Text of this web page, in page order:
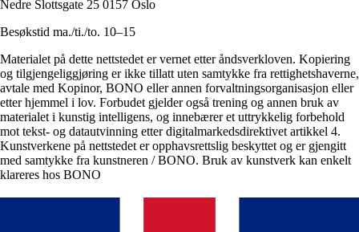
Nedre Slottsgate 25 0157 Oslo
Besøkstid ma./ti./to. 10–15
Materialet på dette nettstedet er vernet etter åndsverkloven. Kopiering
og tilgjengeliggjøring er ikke tillatt uten samtykke fra rettighetshaverne,
avtale med Kopinor, BONO eller annen forvaltningsorganisasjon eller
etter hjemmel i lov. Forbudet gjelder også trening og annen bruk av
materialet i kunstig intelligens, og innebærer et uttrykkelig forbehold
mot tekst- og datautvinning etter digitalmarkedsdirektivet artikkel 4.
Kunstverkene på nettstedet er opphavsrettslig beskyttet og er gjengitt
med samtykke fra kunstneren / BONO. Bruk av kunstverk kan enkelt
klareres hos BONO